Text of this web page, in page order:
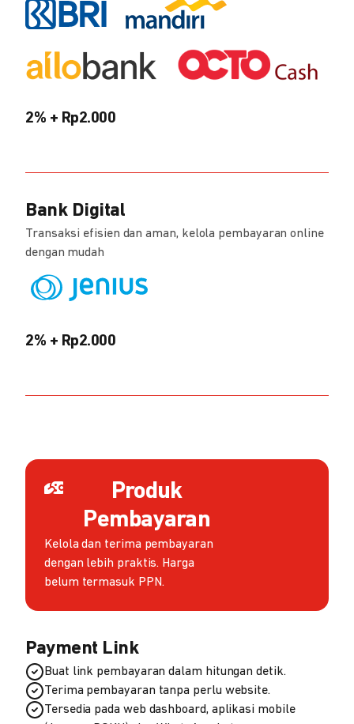
2% + Rp2.000
Bank Digital
Transaksi efisien dan aman, kelola pembayaran online
dengan mudah
2% + Rp2.000
Produk
Pembayaran
Kelola dan terima pembayaran
dengan lebih praktis. Harga
belum termasuk PPN.
Payment Link
Buat link pembayaran dalam hitungan detik.
Terima pembayaran tanpa perlu website.
Tersedia pada web dashboard, aplikasi mobile